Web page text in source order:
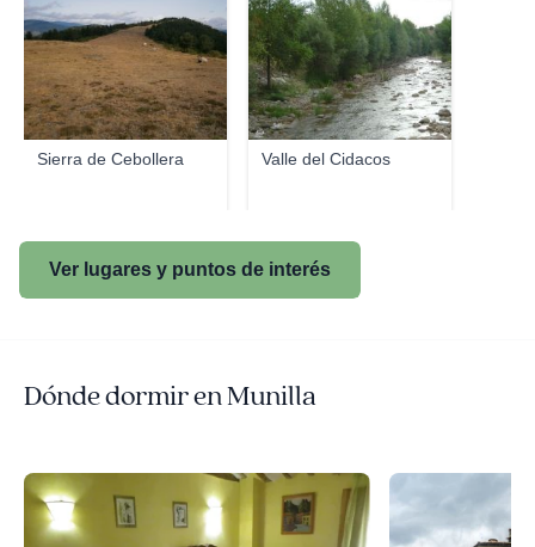
Sierra de Cebollera Valle del Cidacos
Ver lugares y puntos de interés
Dónde dormir en Munilla